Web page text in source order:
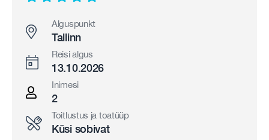
Alguspunkt
Tallinn
Reisi algus
13.10.2026
Inimesi
2
Toitlustus ja toatüüp
Küsi sobivat